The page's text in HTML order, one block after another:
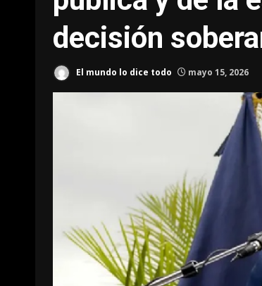
decisión
El mundo lo dice todo mayo 15, 2026